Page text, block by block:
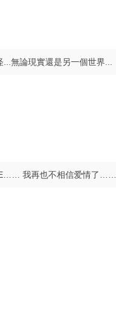
無論現實還是另一個世界...
我再也不相信爱情了……